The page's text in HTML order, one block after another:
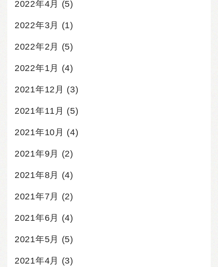
2022年4月 (5)
2022年3月 (1)
2022年2月 (5)
2022年1月 (4)
2021年12月 (3)
2021年11月 (5)
2021年10月 (4)
2021年9月 (2)
2021年8月 (4)
2021年7月 (2)
2021年6月 (4)
2021年5月 (5)
2021年4月 (3)